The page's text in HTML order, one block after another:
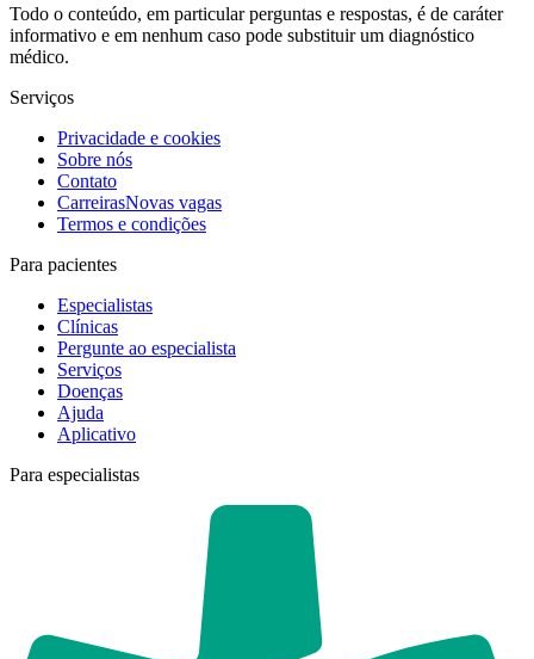
Todo o conteúdo, em particular perguntas e respostas, é de caráter
informativo e em nenhum caso pode substituir um diagnóstico
médico.
Serviços
Privacidade e cookies
Sobre nós
Contato
CarreirasNovas vagas
Termos e condições
Para pacientes
Especialistas
Clínicas
Pergunte ao especialista
Serviços
Doenças
Ajuda
Aplicativo
Para especialistas